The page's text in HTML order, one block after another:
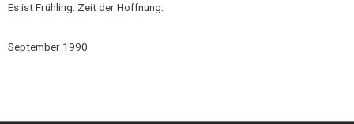
Es ist Frühling. Zeit der Hoffnung.
September 1990